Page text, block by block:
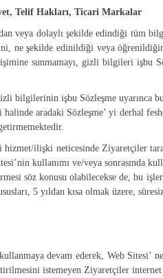
Telif Hakları, Ticari Markalar
veya dolaylı şekilde edindiği tüm
ne şekilde edinildiği veya
sunmamayı, gizli bilgileri işbu
bilgilerinin işbu Sözleşme uyarınca
aradaki Sözleşme’ yi derhal
hizmet/ilişki neticesinde Ziyaretçiler
kullanımı ve/veya sonrasında
söz konusu olabilecekse de, bu
5 yıldan kısa olmak üzere,
devam ederek, Web Sitesi’
istemeyen Ziyaretçiler